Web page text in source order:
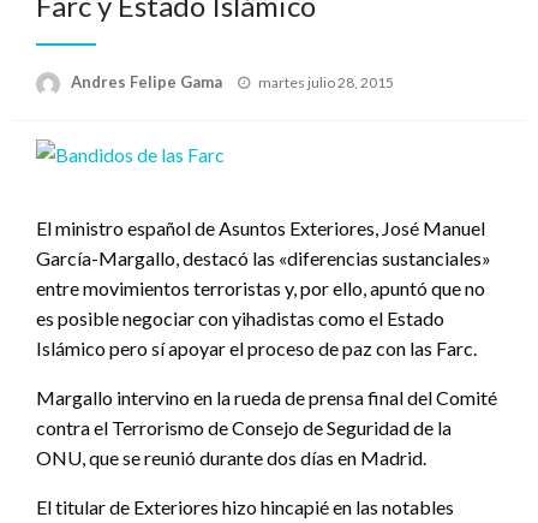
Andres Felipe Gama
Publicado
martes julio 28, 2015
El ministro español de Asuntos Exteriores, José Manuel
García-Margallo, destacó las «diferencias sustanciales»
entre movimientos terroristas y, por ello, apuntó que no
es posible negociar con yihadistas como el Estado
Islámico pero sí apoyar el proceso de paz con las Farc.
Margallo intervino en la rueda de prensa final del Comité
contra el Terrorismo de Consejo de Seguridad de la
ONU, que se reunió durante dos días en Madrid.
El titular de Exteriores hizo hincapié en las notables